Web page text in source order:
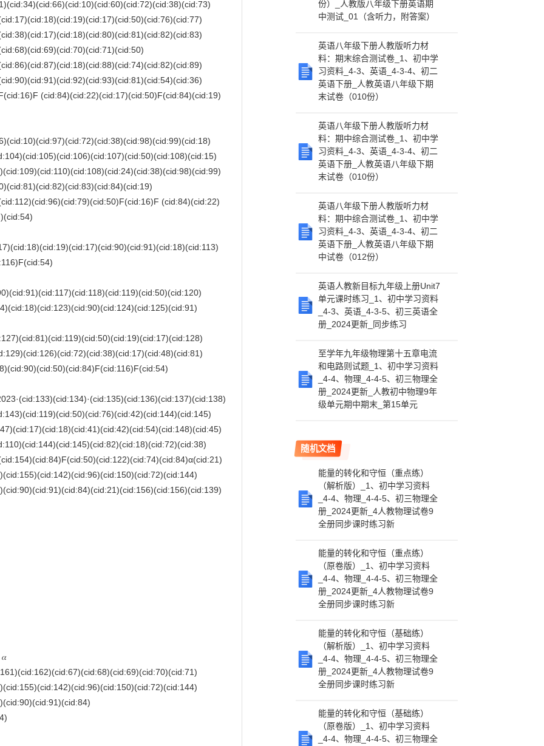
份）_人教版八年级下册英语期
中测试_01（含听力，附答案）
英语八年级下册人教版听力材
料：期末综合测试卷_1、初中学
习资料_4-3、英语_4-3-4、初二
英语下册_人教英语八年级下期
末试卷（010份）
英语八年级下册人教版听力材
料：期中综合测试卷_1、初中学
习资料_4-3、英语_4-3-4、初二
英语下册_人教英语八年级下期
末试卷（010份）
英语八年级下册人教版听力材
料：期中综合测试卷_1、初中学
习资料_4-3、英语_4-3-4、初二
英语下册_人教英语八年级下期
中试卷（012份）
英语人教新目标九年级上册Unit7
单元课时练习_1、初中学习资料
_4-3、英语_4-3-5、初三英语全
册_2024更新_同步练习
至学年九年级物理第十五章电流
和电路则试题_1、初中学习资料
_4-4、物理_4-4-5、初三物理全
册_2024更新_人教初中物理9年
级单元期中期末_第15单元
随机文档
能量的转化和守恒（重点练）
（解析版）_1、初中学习资料
_4-4、物理_4-4-5、初三物理全
册_2024更新_4人教物理试卷9
全册同步课时练习新
能量的转化和守恒（重点练）
（原卷版）_1、初中学习资料
_4-4、物理_4-4-5、初三物理全
册_2024更新_4人教物理试卷9
全册同步课时练习新
能量的转化和守恒（基础练）
（解析版）_1、初中学习资料
_4-4、物理_4-4-5、初三物理全
册_2024更新_4人教物理试卷9
全册同步课时练习新
能量的转化和守恒（基础练）
（原卷版）_1、初中学习资料
_4-4、物理_4-4-5、初三物理全